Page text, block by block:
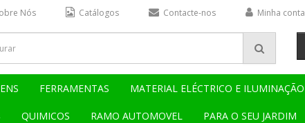
Nós Catálogos Contacte-nos Minha conta
FERRAMENTAS MATERIAL ELÉCTRICO E ILUMINAÇÃO
QUIMICOS RAMO AUTOMOVEL PARA O SEU JARDIM